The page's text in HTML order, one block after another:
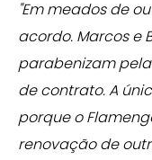
"Em meados de
acordo. Marcos e
parabenizam
de contrato. A
porque o
renovação de